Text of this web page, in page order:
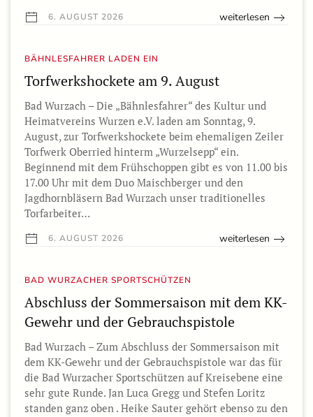
6. AUGUST 2026 weiterlesen
BÄHNLESFAHRER LADEN EIN
Torfwerkshockete am 9. August
Bad Wurzach – Die „Bähnlesfahrer“ des Kultur und
Heimatvereins Wurzen e.V. laden am Sonntag, 9.
August, zur Torfwerkshockete beim ehemaligen Zeiler
Torfwerk Oberried hinterm „Wurzelsepp“ ein.
Beginnend mit dem Frühschoppen gibt es von 11.00 bis
17.00 Uhr mit dem Duo Maischberger und den
Jagdhornbläsern Bad Wurzach unser traditionelles
Torfarbeiter…
6. AUGUST 2026 weiterlesen
BAD WURZACHER SPORTSCHÜTZEN
Abschluss der Sommersaison mit dem KK-
Gewehr und der Gebrauchspistole
Bad Wurzach – Zum Abschluss der Sommersaison mit
dem KK-Gewehr und der Gebrauchspistole war das für
die Bad Wurzacher Sportschützen auf Kreisebene eine
sehr gute Runde. Jan Luca Gregg und Stefen Loritz
standen ganz oben . Heike Sauter gehört ebenso zu den